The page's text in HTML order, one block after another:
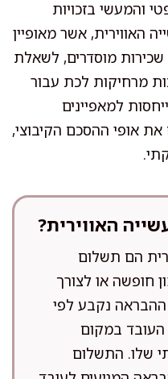
והמעשי בזכויות
האווירית, אשר מאופיין
מוסדרים, לשאלת
מרחיקות לכת עבור
למאפיינים
את אופי ההסכם הקיבוצי,
האווירית?
הם תשלום
חופשה או לצורך
ההבראה נקבע לפי
העובד במקום
שלו. התשלום